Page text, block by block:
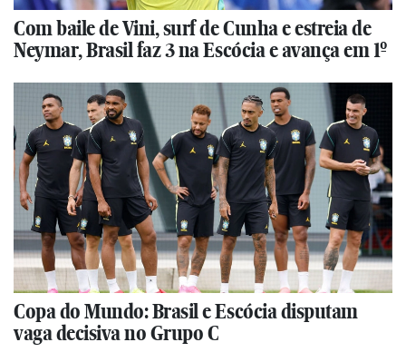
Com baile de Vini, surf de Cunha e estreia de
Neymar, Brasil faz 3 na Escócia e avança em 1º
Copa do Mundo: Brasil e Escócia disputam
vaga decisiva no Grupo C